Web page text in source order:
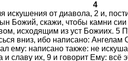
4
от диавола, 2 и,
Божий, скажи, чтобы камни
исходящим из уст Божиих. 5
вниз, ибо написано: Ангелам
ему: написано также: не
славу их, 9 и говорит Ему: